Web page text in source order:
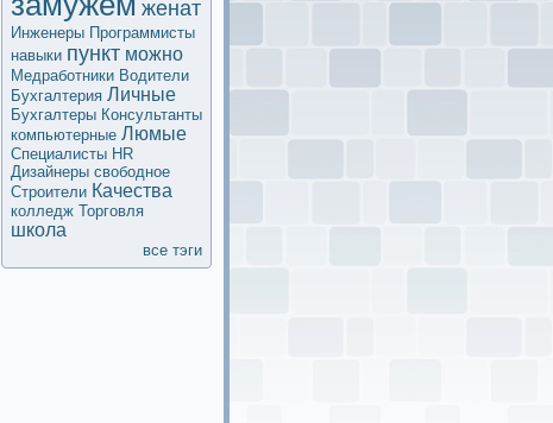
женат
Инженеры Программисты
навыки пункт мoжно
Медработники Водители
Бухгалтерия Личные
Бухгалтеры Кoнсультанты
компьютерные Люмые
Специалисты HR
Дизайнеры свободное
Строители Качества
колледж Торговля
школа
все тэги